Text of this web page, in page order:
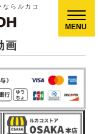
らルカコ
画